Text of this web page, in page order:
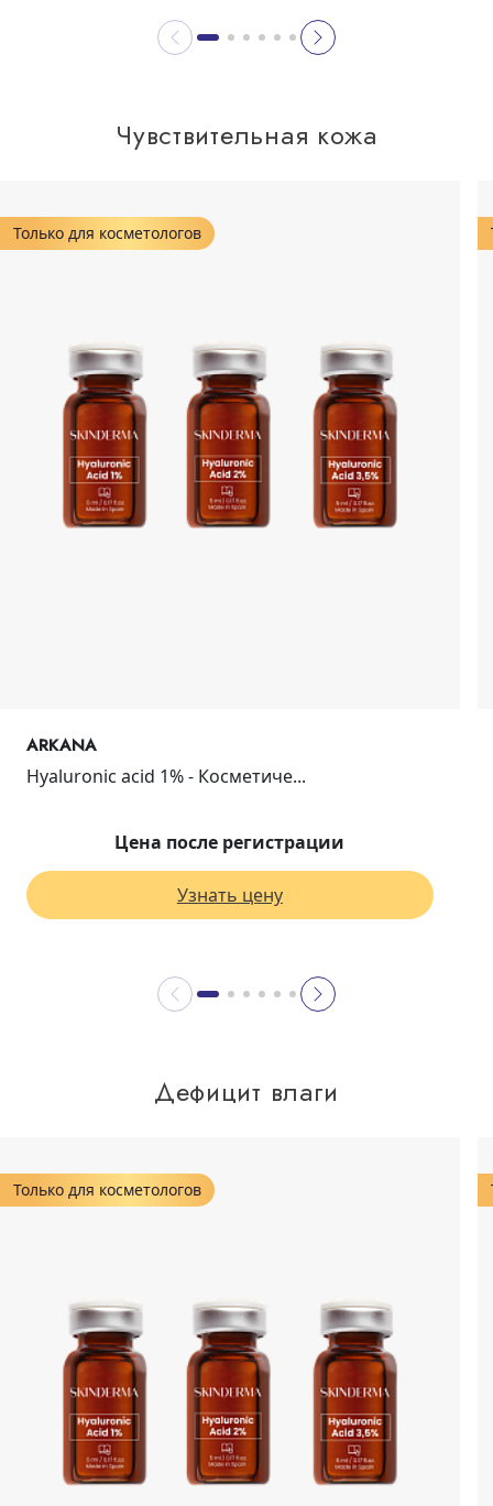
Чувствительная кожа
Только для косметологов
ARKANA
Hyaluronic acid 1% - Косметиче...
Цена после регистрации
Узнать цену
Дефицит влаги
Только для косметологов